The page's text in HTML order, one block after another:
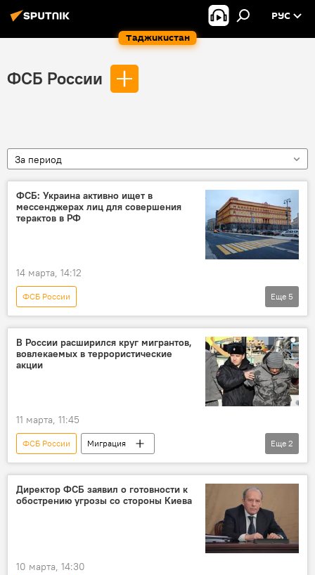
Таджикистан
РУС
ФСБ России
За период
ФСБ: Украина активно ищет в
мессенджерах лиц для совершения
терактов в РФ
14 марта, 14:12
ФСБ России
Спецоперация России по защите Донбасса: последние новости
Россия
Украина
теракт
ФСБ
Еще 5
В России расширился круг мигрантов,
вовлекаемых в террористические
акции
11 марта, 11:45
ФСБ России
Миграция
Александр Бортников
Россия
Еще 2
Директор ФСБ заявил о готовности к
обострению угрозы со стороны Киева
10 марта, 14:30